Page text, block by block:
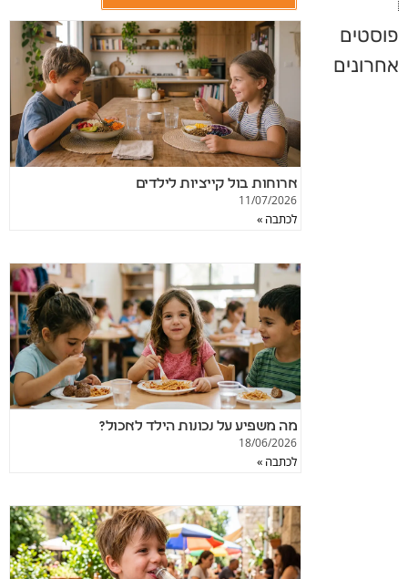
פוסטים
אחרונים
ארוחות בול קייציות לילדים
11/07/2026
לכתבה »
מה משפיע על נכונות הילד לאכול?
18/06/2026
לכתבה »